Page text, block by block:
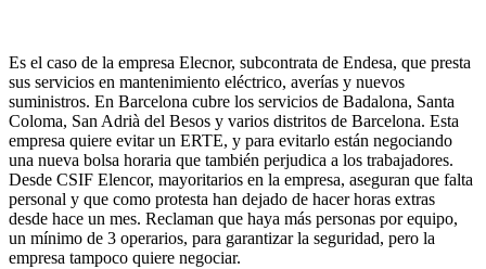
Es el caso de la empresa Elecnor, subcontrata de Endesa, que presta
sus servicios en mantenimiento eléctrico, averías y nuevos
suministros. En Barcelona cubre los servicios de Badalona, Santa
Coloma, San Adrià del Besos y varios distritos de Barcelona. Esta
empresa quiere evitar un ERTE, y para evitarlo están negociando
una nueva bolsa horaria que también perjudica a los trabajadores.
Desde CSIF Elencor, mayoritarios en la empresa, aseguran que falta
personal y que como protesta han dejado de hacer horas extras
desde hace un mes. Reclaman que haya más personas por equipo,
un mínimo de 3 operarios, para garantizar la seguridad, pero la
empresa tampoco quiere negociar.